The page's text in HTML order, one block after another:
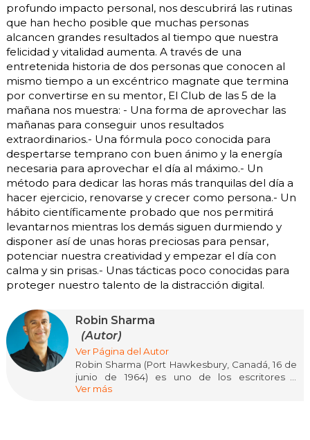
profundo impacto personal, nos descubrirá las rutinas
que han hecho posible que muchas personas
alcancen grandes resultados al tiempo que nuestra
felicidad y vitalidad aumenta. A través de una
entretenida historia de dos personas que conocen al
mismo tiempo a un excéntrico magnate que termina
por convertirse en su mentor, El Club de las 5 de la
mañana nos muestra: - Una forma de aprovechar las
mañanas para conseguir unos resultados
extraordinarios.- Una fórmula poco conocida para
despertarse temprano con buen ánimo y la energía
necesaria para aprovechar el día al máximo.- Un
método para dedicar las horas más tranquilas del día a
hacer ejercicio, renovarse y crecer como persona.- Un
hábito científicamente probado que nos permitirá
levantarnos mientras los demás siguen durmiendo y
disponer así de unas horas preciosas para pensar,
potenciar nuestra creatividad y empezar el día con
calma y sin prisas.- Unas tácticas poco conocidas para
proteger nuestro talento de la distracción digital.
Robin Sharma
(Autor)
Ver Página del Autor
Robin Sharma (Port Hawkesbury, Canadá, 16 de
junio de 1964) es uno de los escritores y
conferencistas más influyentes en liderazgo y
Ver más